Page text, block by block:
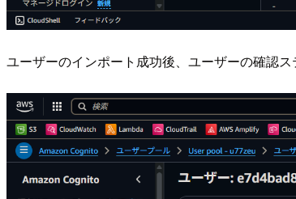
ユーザーのインポート成功後、ユーザーの確認